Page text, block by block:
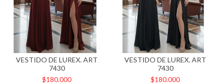
VESTIDO DE LUREX. ART
7430
$180.000
VESTIDO DE LUREX. ART
7430
$180.000